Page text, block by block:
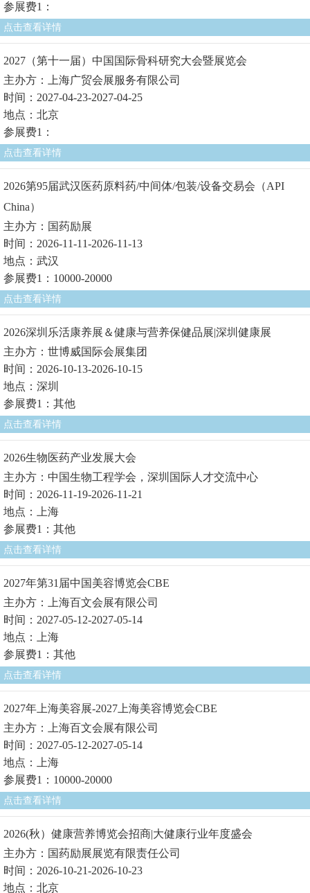
参展费1：
点击查看详情
2027（第十一届）中国国际骨科研究大会暨展览会
主办方：上海广贸会展服务有限公司
时间：2027-04-23-2027-04-25
地点：北京
参展费1：
点击查看详情
2026第95届武汉医药原料药/中间体/包装/设备交易会（API
China）
主办方：国药励展
时间：2026-11-11-2026-11-13
地点：武汉
参展费1：10000-20000
点击查看详情
2026深圳乐活康养展＆健康与营养保健品展|深圳健康展
主办方：世博威国际会展集团
时间：2026-10-13-2026-10-15
地点：深圳
参展费1：其他
点击查看详情
2026生物医药产业发展大会
主办方：中国生物工程学会，深圳国际人才交流中心
时间：2026-11-19-2026-11-21
地点：上海
参展费1：其他
点击查看详情
2027年第31届中国美容博览会CBE
主办方：上海百文会展有限公司
时间：2027-05-12-2027-05-14
地点：上海
参展费1：其他
点击查看详情
2027年上海美容展-2027上海美容博览会CBE
主办方：上海百文会展有限公司
时间：2027-05-12-2027-05-14
地点：上海
参展费1：10000-20000
点击查看详情
2026(秋）健康营养博览会招商|大健康行业年度盛会
主办方：国药励展展览有限责任公司
时间：2026-10-21-2026-10-23
地点：北京